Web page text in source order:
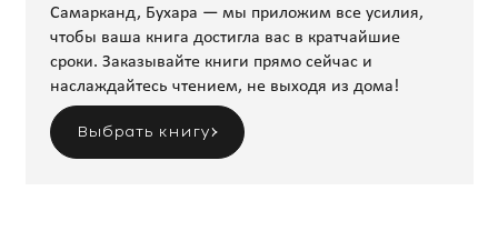
Самарканд, Бухара — мы приложим все усилия,
чтобы ваша книга достигла вас в кратчайшие
сроки. Заказывайте книги прямо сейчас и
наслаждайтесь чтением, не выходя из дома!
Выбрать книгу